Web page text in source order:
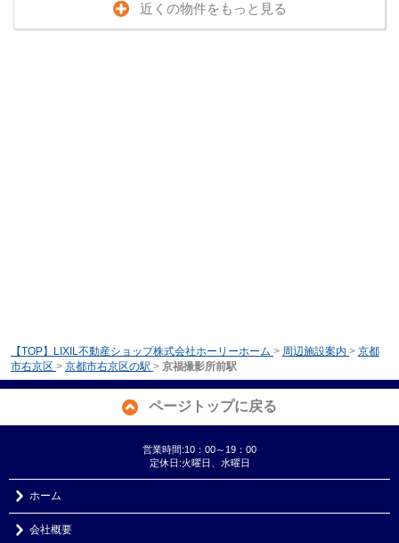
近くの物件をもっと見る
【TOP】LIXIL不動産ショップ株式会社ホーリーホーム > 周辺施設案内 > 京都
市右京区 > 京都市右京区の駅 > 京福撮影所前駅
ページトップに戻る
営業時間:10：00～19：00
定休日:火曜日、水曜日
ホーム
会社概要